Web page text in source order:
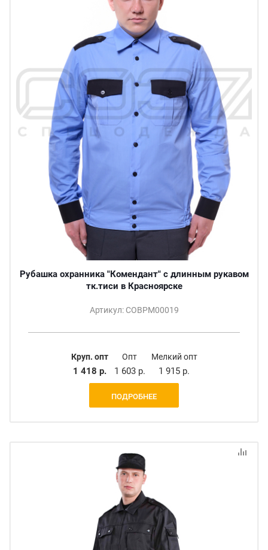
Рубашка охранника "Комендант" с длинным рукавом
тк.тиси в Красноярске
Артикул: СОВРМ00019
Круп. опт
1 418 р.
Опт
1 603 р.
Мелкий опт
1 915 р.
ПОДРОБНЕЕ